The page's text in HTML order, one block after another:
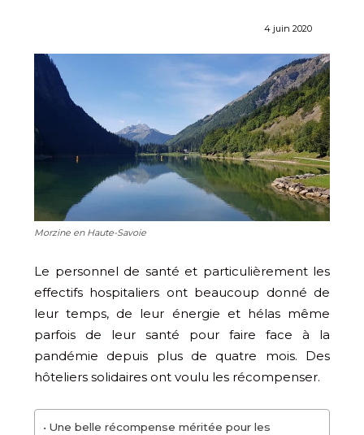
4 juin 2020
Morzine en Haute-Savoie
Le personnel de santé et particulièrement les
effectifs hospitaliers ont beaucoup donné de
leur temps, de leur énergie et hélas même
parfois de leur santé pour faire face à la
pandémie depuis plus de quatre mois. Des
hôteliers solidaires ont voulu les récompenser.
Une belle récompense méritée pour les